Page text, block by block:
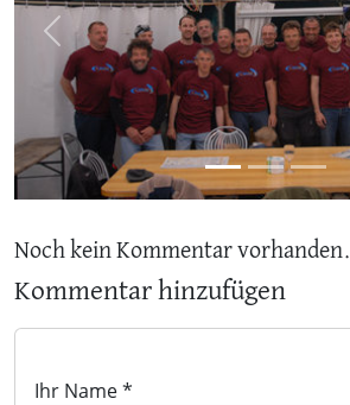
Previous
Noch kein Kommentar vorhanden.
Kommentar hinzufügen
Ihr Name *